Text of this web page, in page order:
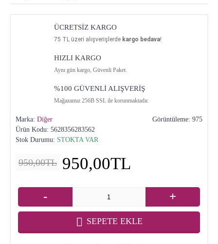
ÜCRETSİZ KARGO
75 TL üzeri alışverişlerde kargo bedava!
HIZLI KARGO
Aynı gün kargo, Güvenli Paket.
%100 GÜVENLİ ALIŞVERİŞ
Mağazamız 256B SSL ile korunmaktadır.
Görüntüleme: 975
Marka: Diğer
Ürün Kodu: 5628356283562
Stok Durumu: STOKTA VAR
950,00TL 950,00TL
- +
SEPETE EKLE